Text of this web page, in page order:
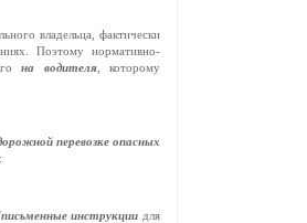
владельца, фактически
Поэтому нормативно-
на водителя,
которому
перевозке опасных
письменные инструкции для